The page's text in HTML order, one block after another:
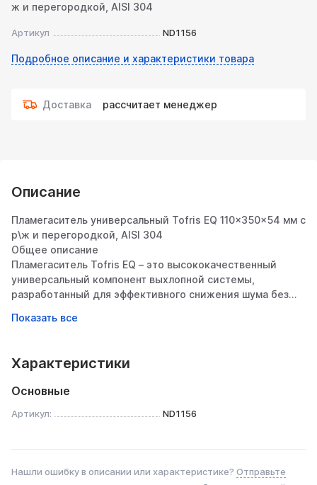
ж и перегородкой, AISI 304
Артикул ND1156
Подробное описание и характеристики товара
Доставка рассчитает менеджер
Описание
Пламегаситель универсальный Tofris EQ 110×350×54 мм с
р\ж и перегородкой, AISI 304
Общее описание
Пламегаситель Tofris EQ – это высококачественный
универсальный компонент выхлопной системы,
разработанный для эффективного снижения шума без
Благодаря продуманной конструкции и использованию
Модель подходит для широкого спектра транспортных
спецтехнику.
________________________________________
• Перегородкой (диффузором) – рассекает поток газов,
Характеристики
Основные
Артикул: ND1156
Нашли ошибку в описании или характеристике? Отправьте